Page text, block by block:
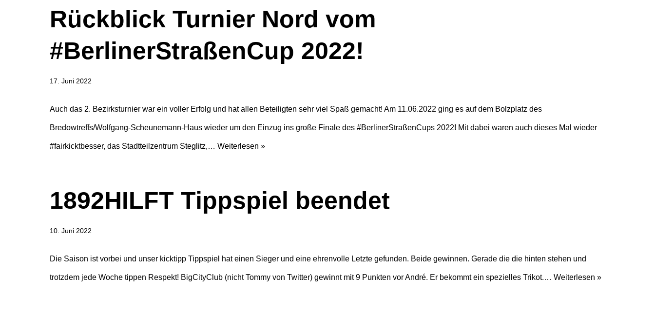
Rückblick Turnier Nord vom
#BerlinerStraßenCup 2022!
17. Juni 2022
Auch das 2. Bezirksturnier war ein voller Erfolg und hat allen Beteiligten sehr viel Spaß gemacht! Am 11.06.2022 ging es auf dem Bolzplatz des
Bredowtreffs/Wolfgang-Scheunemann-Haus wieder um den Einzug ins große Finale des #BerlinerStraßenCups 2022! Mit dabei waren auch dieses Mal wieder
#fairkicktbesser, das Stadtteilzentrum Steglitz,… Weiterlesen »
1892HILFT Tippspiel beendet
10. Juni 2022
Die Saison ist vorbei und unser kicktipp Tippspiel hat einen Sieger und eine ehrenvolle Letzte gefunden. Beide gewinnen. Gerade die die hinten stehen und
trotzdem jede Woche tippen Respekt! BigCityClub (nicht Tommy von Twitter) gewinnt mit 9 Punkten vor André. Er bekommt ein spezielles Trikot.… Weiterlesen »